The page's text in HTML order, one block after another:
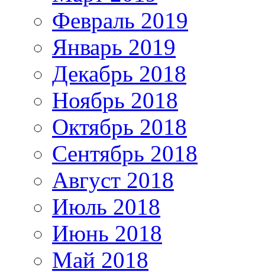
Февраль 2019
Январь 2019
Декабрь 2018
Ноябрь 2018
Октябрь 2018
Сентябрь 2018
Август 2018
Июль 2018
Июнь 2018
Май 2018